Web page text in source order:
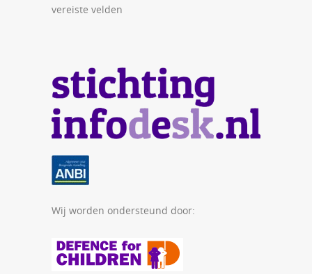
vereiste velden
Wij worden ondersteund door: